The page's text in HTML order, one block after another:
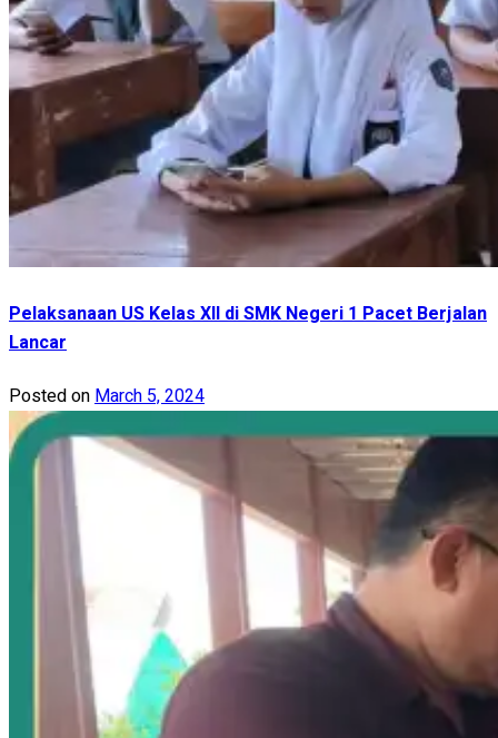
Pelaksanaan US Kelas XII di SMK Negeri 1 Pacet Berjalan
Lancar
Posted on March 5, 2024